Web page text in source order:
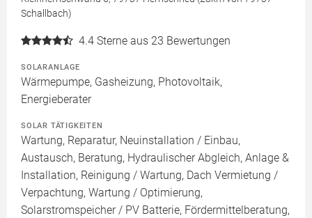
Schallbach)
4.4 Sterne aus 23 Bewertungen
SOLARANLAGE
Wärmepumpe, Gasheizung, Photovoltaik,
Energieberater
SOLAR TÄTIGKEITEN
Wartung, Reparatur, Neuinstallation / Einbau,
Austausch, Beratung, Hydraulischer Abgleich, Anlage &
Installation, Reinigung / Wartung, Dach Vermietung /
Verpachtung, Wartung / Optimierung,
Solarstromspeicher / PV Batterie, Fördermittelberatung,